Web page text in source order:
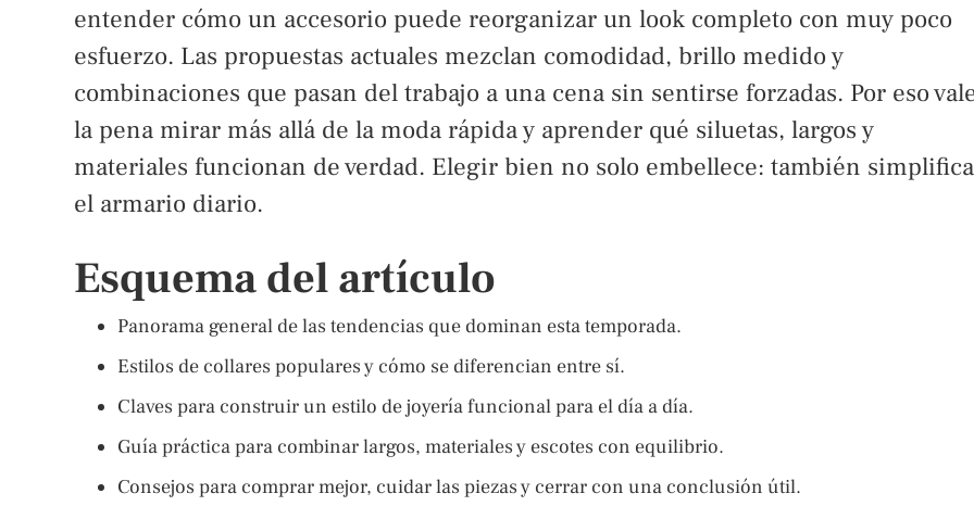
entender cómo un accesorio puede reorganizar un look completo con muy poco
esfuerzo. Las propuestas actuales mezclan comodidad, brillo medido y
combinaciones que pasan del trabajo a una cena sin sentirse forzadas. Por eso
la pena mirar más allá de la moda rápida y aprender qué siluetas, largos y
materiales funcionan de verdad. Elegir bien no solo embellece: también simplifica
el armario diario.
Esquema del artículo
Panorama general de las tendencias que dominan esta temporada.
Estilos de collares populares y cómo se diferencian entre sí.
Claves para construir un estilo de joyería funcional para el día a día.
Guía práctica para combinar largos, materiales y escotes con equilibrio.
Consejos para comprar mejor, cuidar las piezas y cerrar con una conclusión útil.